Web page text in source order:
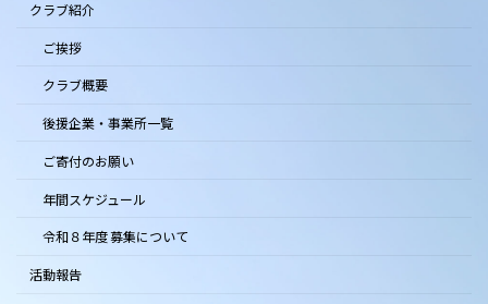
クラブ紹介
ご挨拶
クラブ概要
後援企業・事業所一覧
ご寄付のお願い
年間スケジュール
令和８年度 募集について
活動報告